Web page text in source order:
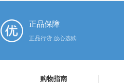
正品保障
正品行货 放心选购
购物指南